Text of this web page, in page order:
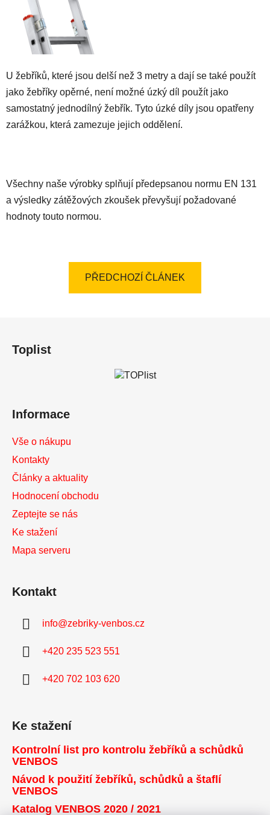
U žebříků, které jsou delší než 3 metry a dají se také použít
jako žebříky opěrné, není možné úzký díl použít jako
samostatný jednodílný žebřík. Tyto úzké díly jsou opatřeny
zarážkou, která zamezuje jejich oddělení.
Všechny naše výrobky splňují předepsanou normu EN 131
a výsledky zátěžových zkoušek převyšují požadované
hodnoty touto normou.
PŘEDCHOZÍ ČLÁNEK
Toplist
Informace
Vše o nákupu
Kontakty
Články a aktuality
Hodnocení obchodu
Zeptejte se nás
Ke stažení
Mapa serveru
Kontakt
info@zebriky-venbos.cz
+420 235 523 551
+420 702 103 620
Ke stažení
Kontrolní list pro kontrolu žebříků a schůdků
VENBOS
Návod k použití žebříků, schůdků a štaflí
VENBOS
Katalog VENBOS 2020 / 2021